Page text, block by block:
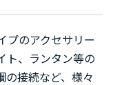
プのアクセサリー
ト、ランタン等の
の接続など、様々